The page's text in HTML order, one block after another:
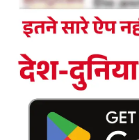
Facebook
Read